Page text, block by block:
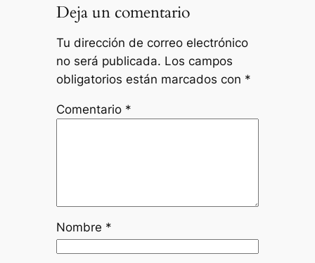
Deja un comentario
Tu dirección de correo electrónico
no será publicada. Los campos
obligatorios están marcados con *
Comentario *
Nombre *